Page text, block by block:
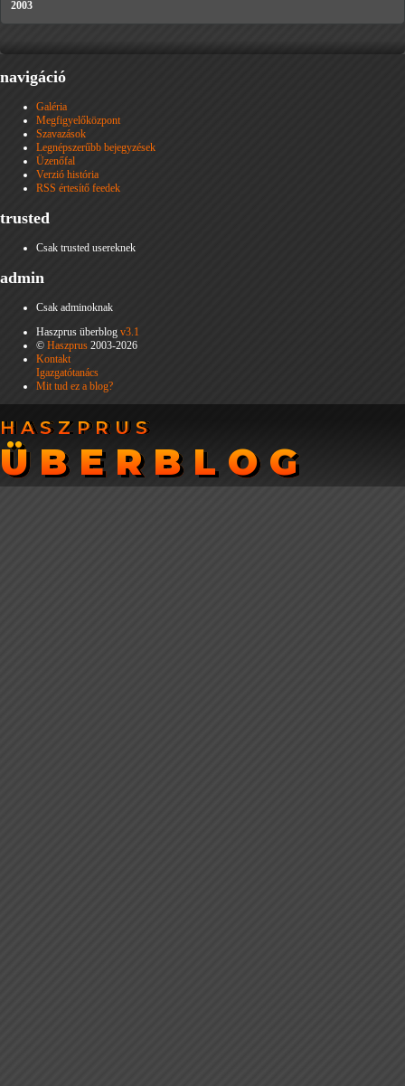
2003
navigáció
Galéria
Megfigyelőközpont
Szavazások
Legnépszerűbb bejegyzések
Üzenőfal
Verzió história
RSS értesítő feedek
trusted
Csak trusted usereknek
admin
Csak adminoknak
Haszprus überblog v3.1
© Haszprus 2003-2026
Kontakt
Igazgatótanács
Mit tud ez a blog?
HASZPRUS
ÜBERBLOG
HASZPRUS
ÜBERBLOG